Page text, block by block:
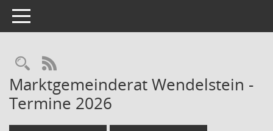
Toggle navigation
Rechercheauswahl
RSS-Feed
Marktgemeinderat Wendelstein -
Termine 2026